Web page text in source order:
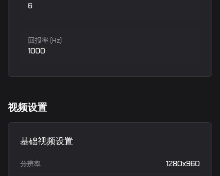
6
回报率 (Hz)
1000
视频设置
基础视频设置
分辨率 1280x960